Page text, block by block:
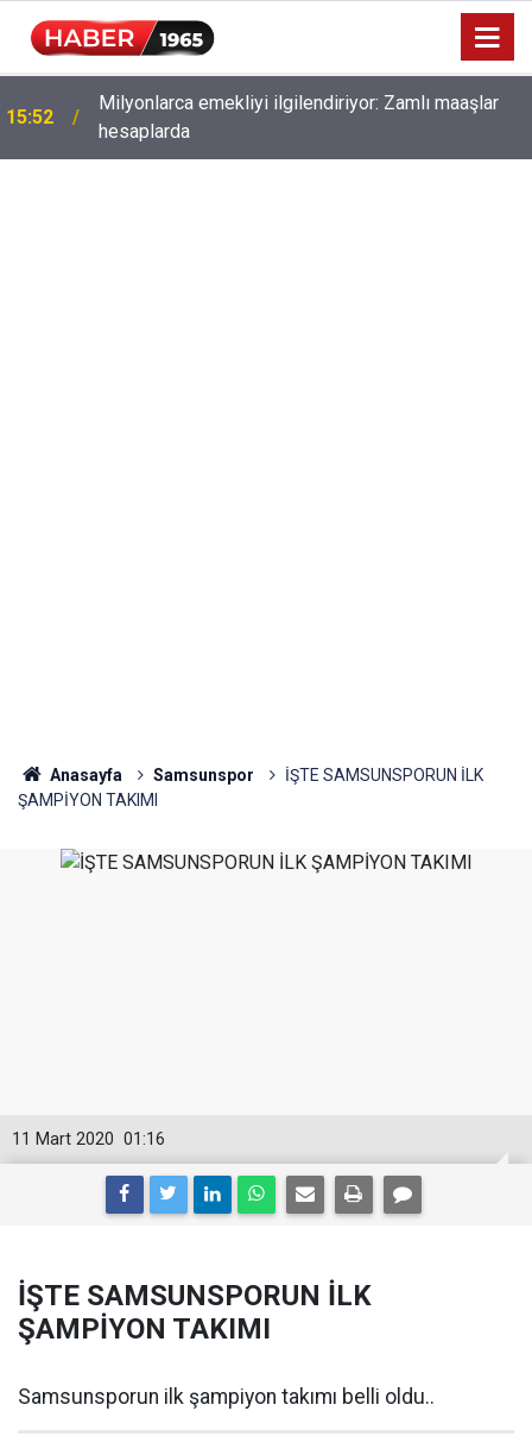
15:52
Milyonlarca emekliyi ilgilendiriyor: Zamlı maaşlar
hesaplarda
Anasayfa Samsunspor
İŞTE SAMSUNSPORUN İLK
ŞAMPİYON TAKIMI
01:16
11 Mart 2020
İŞTE SAMSUNSPORUN İLK
ŞAMPİYON TAKIMI
Samsunsporun ilk şampiyon takımı belli oldu..